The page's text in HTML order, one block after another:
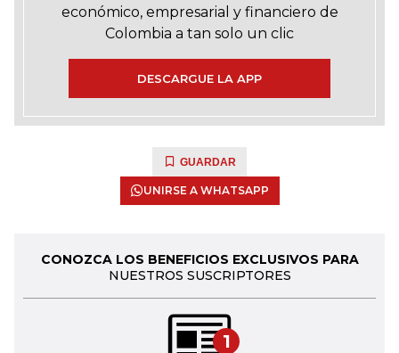
económico, empresarial y financiero de
Colombia a tan solo un clic
DESCARGUE LA APP
GUARDAR
UNIRSE A WHATSAPP
CONOZCA LOS BENEFICIOS EXCLUSIVOS PARA
NUESTROS SUSCRIPTORES
1